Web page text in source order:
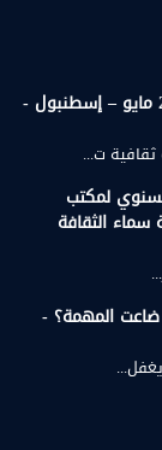
زيارة علمية إلى جامعة مرمرة وجامعة إسطنبول 29 مايو – إسطنبول -
ت...
لمكتب
الثقافة
ضاعت المهمة؟ -